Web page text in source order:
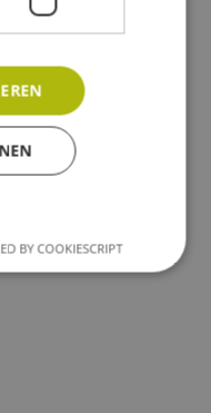
BY COOKIESCRIPT